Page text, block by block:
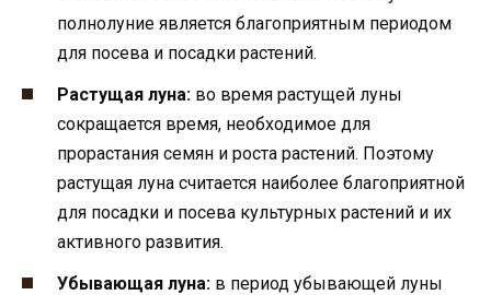
полнолуние является благоприятным периодом
для посева и посадки растений.
Растущая луна: во время растущей луны
сокращается время, необходимое для
прорастания семян и роста растений. Поэтому
растущая луна считается наиболее благоприятной
для посадки и посева культурных растений и их
активного развития.
Убывающая луна: в период убывающей луны